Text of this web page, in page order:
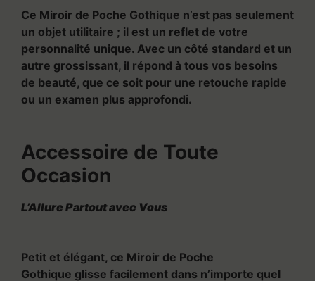
Ce Miroir de Poche Gothique n’est pas seulement
un objet utilitaire ; il est un reflet de votre
personnalité unique. Avec un côté standard et un
autre grossissant, il répond à tous vos besoins
de beauté, que ce soit pour une retouche rapide
ou un examen plus approfondi.
Accessoire de Toute
Occasion
L’Allure Partout avec Vous
Petit et élégant, ce Miroir de Poche
Gothique glisse facilement dans n’importe quel